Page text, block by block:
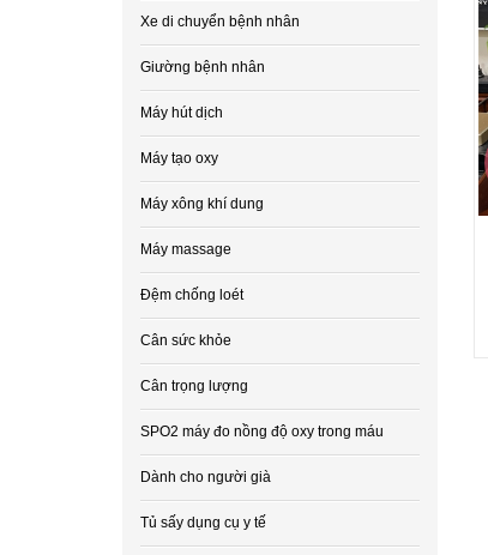
Xe di chuyển bệnh nhân
Giường bệnh nhân
Máy hút dịch
Máy tạo oxy
Máy xông khí dung
Máy massage
Đệm chống loét
Cân sức khỏe
Cân trọng lượng
SPO2 máy đo nồng độ oxy trong máu
Dành cho người già
Tủ sấy dụng cụ y tế